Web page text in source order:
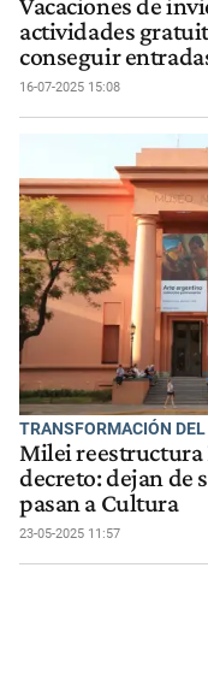
Vacaciones de
actividades
conseguir
16-07-2025 15:08
TRANSFORMACIÓN DEL
Milei reestructura
decreto: dejan de
pasan a Cultura
23-05-2025 11:57